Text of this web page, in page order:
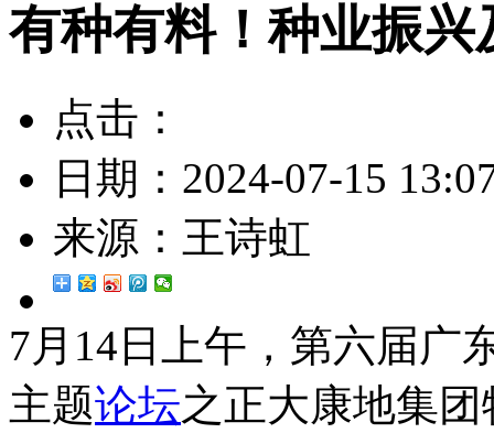
有种有料！种业振
点击：
日期： 2024-07-15
来源： 王诗虹
7月14日上午，第六届广
主题论坛之正大康地集